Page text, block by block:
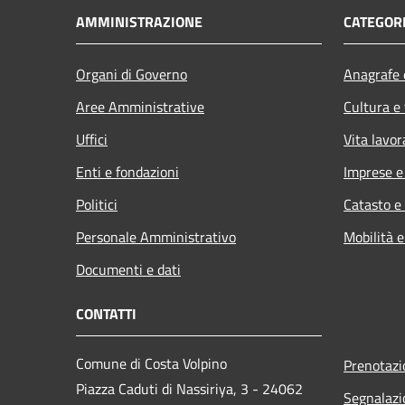
AMMINISTRAZIONE
Organi di Governo
Aree Amministrative
Uffici
Enti e fondazioni
Politici
Personale Amministrativo
Documenti e dati
Cultura
Vita
Imprese
Catasto
Mobilità
CONTATTI
Comune di Costa Volpino
Piazza Caduti di Nassiriya, 3 - 24062